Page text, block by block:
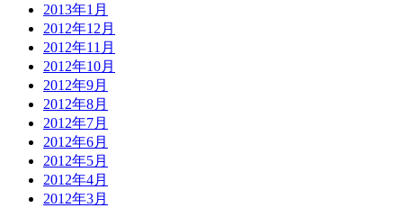
2013年1月
2012年12月
2012年11月
2012年10月
2012年9月
2012年8月
2012年7月
2012年6月
2012年5月
2012年4月
2012年3月